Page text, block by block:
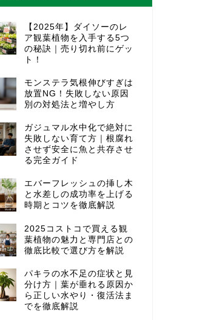
【2025年】ダイソーのレ
ア観葉植物を入手する5つ
の秘訣｜売り切れ前にゲッ
ト！
モンステラ気根伸びすぎは
放置NG！失敗しない原因
別の対処法と増やし方
ガジュマル水中化で絶対に
失敗しない育て方｜根腐れ
させず安全に魚と共存させ
る完全ガイド
エバーフレッシュの挿し木
と水差しの成功率を上げる
時期とコツを徹底解説
2025コストコで買える観
葉植物の魅力と専門店との
徹底比較で選び方を解説
パキラの水不足の症状と見
分け方｜葉が垂れる原因か
ら正しい水やり・復活法ま
でを徹底解説